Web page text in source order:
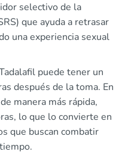
selectivo de la
que ayuda a retrasar
una experiencia sexual
puede tener un
después de la toma. En
manera más rápida,
lo que lo convierte en
que buscan combatir